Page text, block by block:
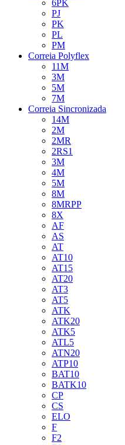
6PK
PJ
PK
PL
PM
Correia Polyflex
11M
3M
5M
7M
Correia Sincronizada
14M
2M
2MR
2RS1
3M
4M
5M
8M
8MRPP
8X
AF
AS
AT
AT10
AT15
AT20
AT3
AT5
ATK
ATK20
ATK5
ATL5
ATN20
ATP10
BAT10
BATK10
CP
CS
ELO
F
F2